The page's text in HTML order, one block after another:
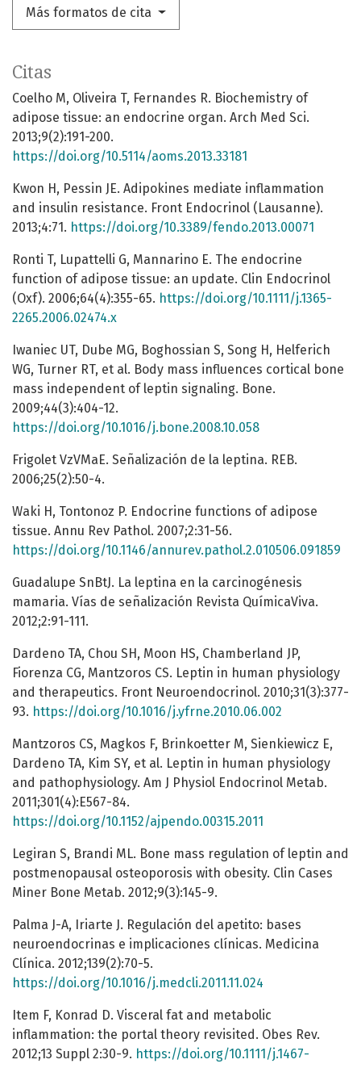
Más formatos de cita
Citas
Coelho M, Oliveira T, Fernandes R. Biochemistry of
adipose tissue: an endocrine organ. Arch Med Sci.
2013;9(2):191-200.
https://doi.org/10.5114/aoms.2013.33181
Kwon H, Pessin JE. Adipokines mediate inflammation
and insulin resistance. Front Endocrinol (Lausanne).
2013;4:71. https://doi.org/10.3389/fendo.2013.00071
Ronti T, Lupattelli G, Mannarino E. The endocrine
function of adipose tissue: an update. Clin Endocrinol
(Oxf). 2006;64(4):355-65. https://doi.org/10.1111/j.1365-
2265.2006.02474.x
Iwaniec UT, Dube MG, Boghossian S, Song H, Helferich
WG, Turner RT, et al. Body mass influences cortical bone
mass independent of leptin signaling. Bone.
2009;44(3):404-12.
https://doi.org/10.1016/j.bone.2008.10.058
Frigolet VzVMaE. Señalización de la leptina. REB.
2006;25(2):50-4.
Waki H, Tontonoz P. Endocrine functions of adipose
tissue. Annu Rev Pathol. 2007;2:31-56.
https://doi.org/10.1146/annurev.pathol.2.010506.091859
Guadalupe SnBtJ. La leptina en la carcinogénesis
mamaria. Vías de señalización Revista QuímicaViva.
2012;2:91-111.
Dardeno TA, Chou SH, Moon HS, Chamberland JP,
Fiorenza CG, Mantzoros CS. Leptin in human physiology
and therapeutics. Front Neuroendocrinol. 2010;31(3):377-
93. https://doi.org/10.1016/j.yfrne.2010.06.002
Mantzoros CS, Magkos F, Brinkoetter M, Sienkiewicz E,
Dardeno TA, Kim SY, et al. Leptin in human physiology
and pathophysiology. Am J Physiol Endocrinol Metab.
2011;301(4):E567-84.
https://doi.org/10.1152/ajpendo.00315.2011
Legiran S, Brandi ML. Bone mass regulation of leptin and
postmenopausal osteoporosis with obesity. Clin Cases
Miner Bone Metab. 2012;9(3):145-9.
Palma J-A, Iriarte J. Regulación del apetito: bases
neuroendocrinas e implicaciones clínicas. Medicina
Clínica. 2012;139(2):70-5.
https://doi.org/10.1016/j.medcli.2011.11.024
Item F, Konrad D. Visceral fat and metabolic
inflammation: the portal theory revisited. Obes Rev.
2012;13 Suppl 2:30-9. https://doi.org/10.1111/j.1467-